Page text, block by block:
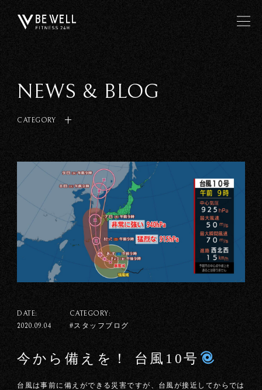
NEWS & BLOG
CATEGORY
DATE:
2020.09.04
CATEGORY:
#スタッフブログ
今から備えを！ 台風10号
台風は事前に備えができる災害ですが、台風が接近してからでは